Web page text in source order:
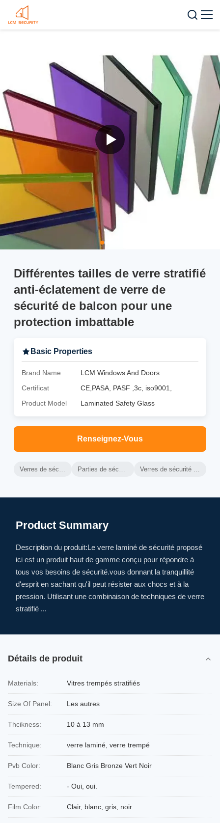
Différentes tailles de verre stratifié
anti-éclatement de verre de
sécurité de balcon pour une
protection imbattable
Basic Properties
Brand Name
LCM Windows And Doors
Certificat
CE,PASA, PASF ,3c, iso9001,
Product Model
Laminated Safety Glass
Renseignez-Vous
Verres de sécurité laminés trempés Parties de sécurité laminées trempées Verres de sécurité stratifiés de haute durabilité
Product Summary
Description du produit:Le verre laminé de sécurité proposé
ici est un produit haut de gamme conçu pour répondre à
tous vos besoins de sécurité.vous donnant la tranquillité
d'esprit en sachant qu'il peut résister aux chocs et à la
pression. Utilisant une combinaison de techniques de verre
stratifié ...
Détails de produit
Materials: Vitres trempés stratifiés
Size Of Panel: Les autres
Thcikness: 10 à 13 mm
Technique: verre laminé, verre trempé
Pvb Color: Blanc Gris Bronze Vert Noir
Tempered: - Oui, oui.
Film Color: Clair, blanc, gris, noir